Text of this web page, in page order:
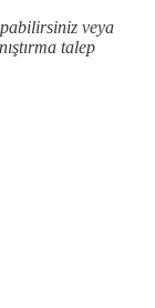
veya
talep